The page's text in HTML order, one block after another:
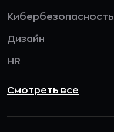
Кибербезопасность
Дизайн
HR
Смотреть все